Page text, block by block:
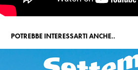
POTREBBE INTERESSARTI ANCHE..